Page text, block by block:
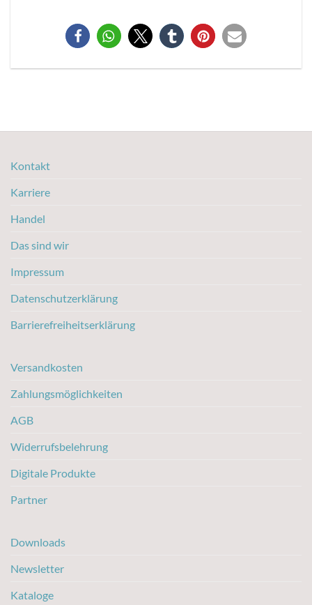
Kontakt
Karriere
Handel
Das sind wir
Impressum
Datenschutzerklärung
Barrierefreiheitserklärung
Versandkosten
Zahlungsmöglichkeiten
AGB
Widerrufsbelehrung
Digitale Produkte
Partner
Downloads
Newsletter
Kataloge